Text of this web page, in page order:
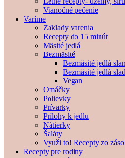
Vianočné pečenie
Varíme
Základy varenia
Recepty do 15 minút
Mäsité jedlá
Bezmäsité
Bezmäsité jedlá
Bezmäsité jedlá
Vegan
Omáčky
Polievky
Prívarky
Prílohy k jedlu
Nátierky
Šaláty
Využi to! Recepty zo
Recepty pre rodiny